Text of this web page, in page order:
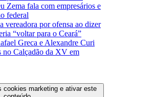
Zema fala com empresários e
federal
vereadora por ofensa ao dizer
“voltar para o Ceará”
Greca e Alexandre Curi
no Calçadão da XV em
cookies marketing e ativar este